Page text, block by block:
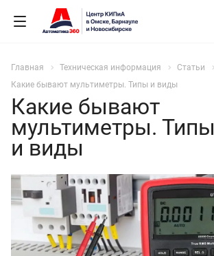
Главная Техническая информация
Статьи
Какие бывают мультиметры. Типы и виды
Какие бывают
мультиметры. Типы
и виды